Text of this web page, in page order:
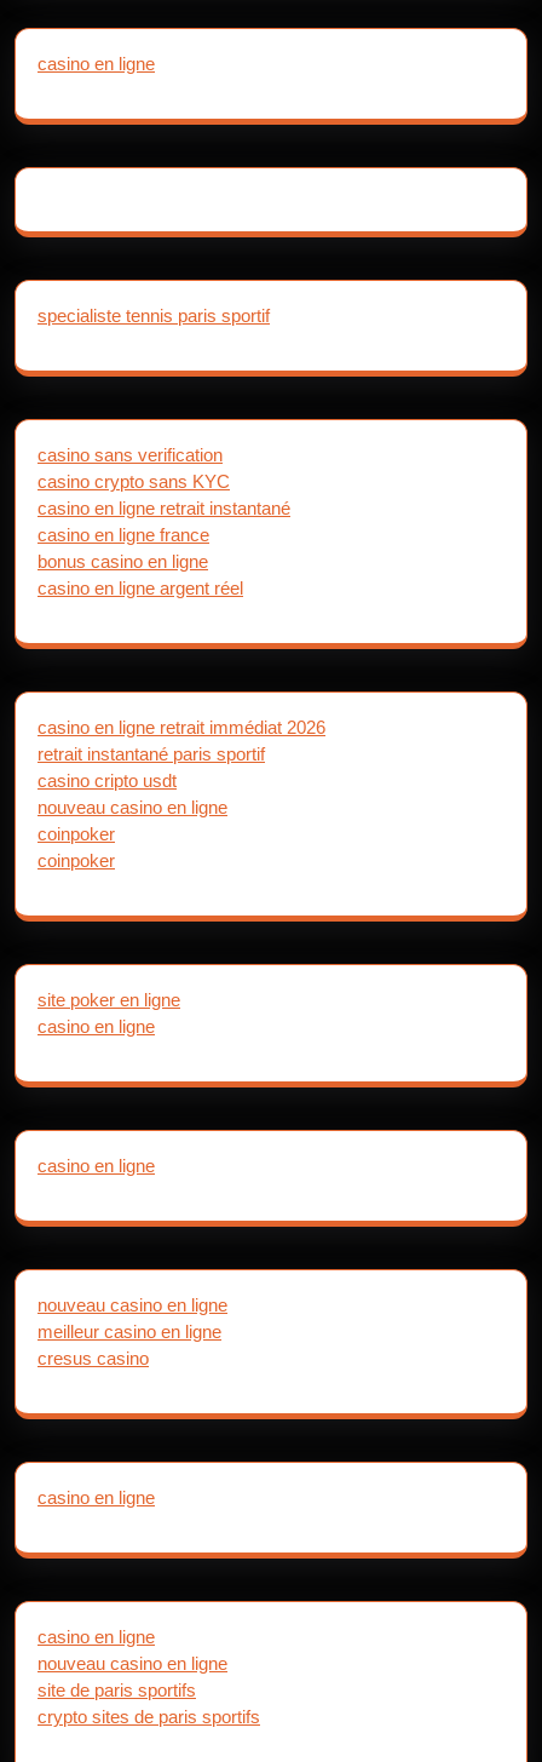
casino en ligne
specialiste tennis paris sportif
casino sans verification
casino crypto sans KYC
casino en ligne retrait instantané
casino en ligne france
bonus casino en ligne
casino en ligne argent réel
casino en ligne retrait immédiat 2026
retrait instantané paris sportif
casino cripto usdt
nouveau casino en ligne
coinpoker
coinpoker
site poker en ligne
casino en ligne
casino en ligne
nouveau casino en ligne
meilleur casino en ligne
cresus casino
casino en ligne
casino en ligne
nouveau casino en ligne
site de paris sportifs
crypto sites de paris sportifs